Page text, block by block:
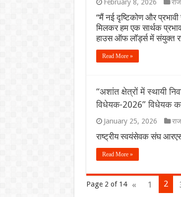
February 8, 2026
“मैं नई दृष्टिकोण और
मिलकर हम एक सार्थक
हाउस ऑफ लॉर्ड्स में संयुक्त
Read More »
“अशांत क्षेत्रों में स्थायी
विधेयक-2026” विधेयक का
January 25, 2026
राष्ट्रीय स्वयंसेवक संघ
Read More »
Page 2 of 14 « 1 2